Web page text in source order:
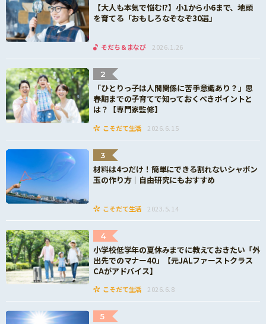
【大人も本気で悩む!?】小1から小6まで、地頭
を育てる「おもしろなぞなぞ30選」
そだち＆まなび 2026.1.26
2
「ひとりっ子は人間関係に苦手意識あり？」思
春期までの子育てで知っておくべきポイントと
は？【専門家監修】
こそだて生活 2026.6.15
3
材料は4つだけ！簡単にできる割れないシャボン
玉の作り方｜自由研究にもおすすめ
こそだて生活 2023.5.14
4
小学校低学年の夏休みまでに教えておきたい「外
出先でのマナー40」【元JALファーストクラス
CAがアドバイス】
こそだて生活 2026.6.8
5